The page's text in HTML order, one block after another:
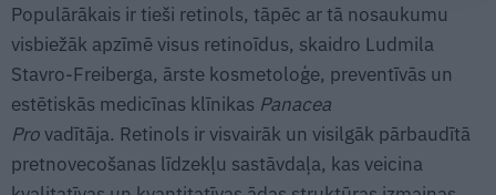
Populārākais ir tieši retinols, tāpēc ar tā nosaukumu
visbiežāk apzīmē visus retinoīdus, skaidro Ludmila
Stavro-Freiberga, ārste kosmetoloģe, preventīvās un
estētiskās medicīnas klīnikas Panacea
Provadītāja. Retinols ir visvairāk un visilgāk pārbaudītā
pretnovecošanas līdzekļu sastāvdaļa, kas veicina